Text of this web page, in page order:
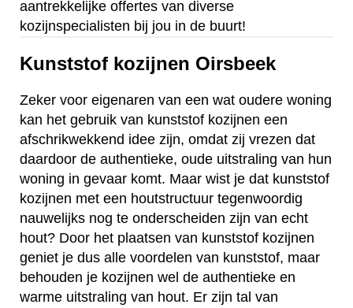
aantrekkelijke offertes van diverse
kozijnspecialisten bij jou in de buurt!
Kunststof kozijnen Oirsbeek
Zeker voor eigenaren van een wat oudere woning
kan het gebruik van kunststof kozijnen een
afschrikwekkend idee zijn, omdat zij vrezen dat
daardoor de authentieke, oude uitstraling van hun
woning in gevaar komt. Maar wist je dat kunststof
kozijnen met een houtstructuur tegenwoordig
nauwelijks nog te onderscheiden zijn van echt
hout? Door het plaatsen van kunststof kozijnen
geniet je dus alle voordelen van kunststof, maar
behouden je kozijnen wel de authentieke en
warme uitstraling van hout. Er zijn tal van